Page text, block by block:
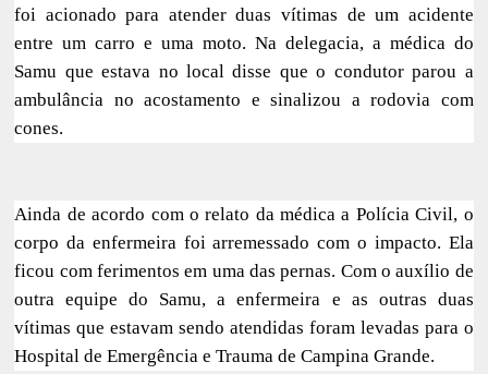
foi acionado para atender duas vítimas de um acidente
entre um carro e uma moto. Na delegacia, a médica do
Samu que estava no local disse que o condutor parou a
ambulância no acostamento e sinalizou a rodovia com
cones.
Ainda de acordo com o relato da médica a Polícia Civil, o
corpo da enfermeira foi arremessado com o impacto. Ela
ficou com ferimentos em uma das pernas. Com o auxílio de
outra equipe do Samu, a enfermeira e as outras duas
vítimas que estavam sendo atendidas foram levadas para o
Hospital de Emergência e Trauma de Campina Grande.